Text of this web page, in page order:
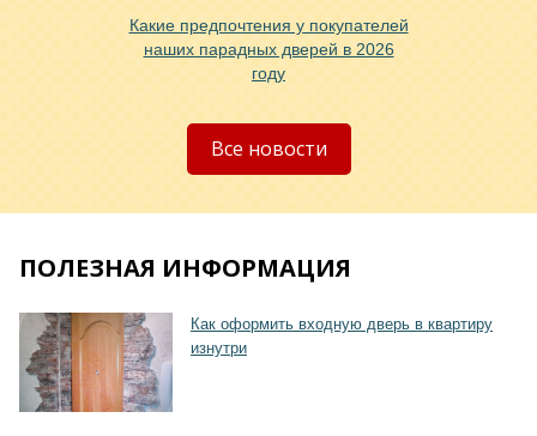
Какие предпочтения у покупателей
наших парадных дверей в 2026
году
Все новости
ПОЛЕЗНАЯ ИНФОРМАЦИЯ
Как оформить входную дверь в квартиру
изнутри